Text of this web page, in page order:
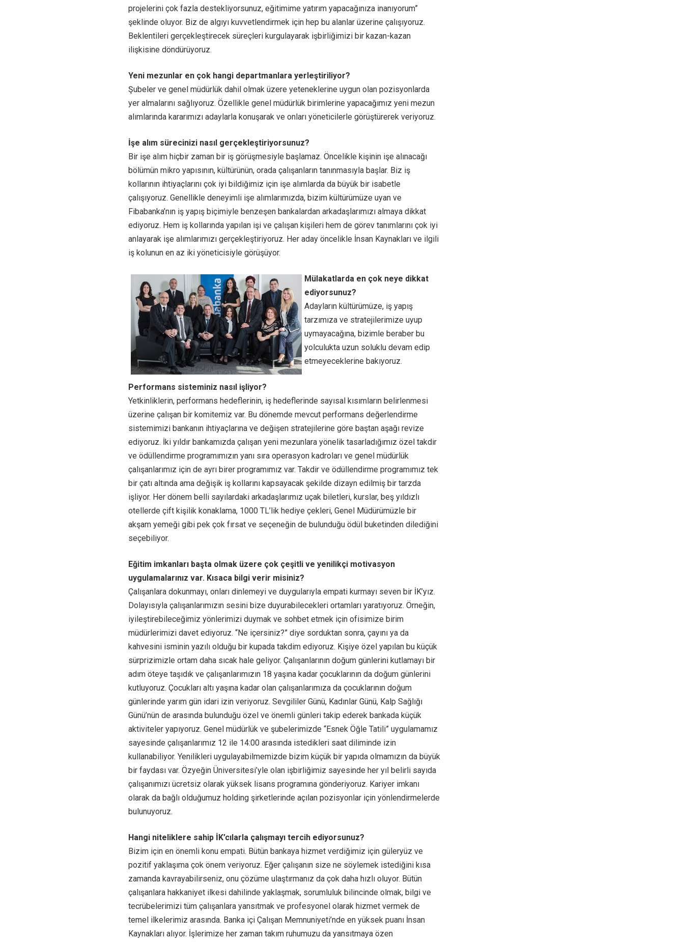
projelerini çok fazla destekliyorsunuz, eğitimime yatırım yapacağınıza inanıyorum”
şeklinde oluyor. Biz de algıyı kuvvetlendirmek için hep bu alanlar üzerine çalışıyoruz.
Beklentileri gerçekleştirecek süreçleri kurgulayarak işbirliğimizi bir kazan-kazan
ilişkisine döndürüyoruz.
Yeni mezunlar en çok hangi departmanlara yerleştiriliyor?
Şubeler ve genel müdürlük dahil olmak üzere yeteneklerine uygun olan pozisyonlarda
yer almalarını sağlıyoruz. Özellikle genel müdürlük birimlerine yapacağımız yeni mezun
alımlarında kararımızı adaylarla konuşarak ve onları yöneticilerle görüştürerek veriyoruz.
İşe alım sürecinizi nasıl gerçekleştiriyorsunuz?
Bir işe alım hiçbir zaman bir iş görüşmesiyle başlamaz. Öncelikle kişinin işe alınacağı
bölümün mikro yapısının, kültürünün, orada çalışanların tanınmasıyla başlar. Biz iş
kollarının ihtiyaçlarını çok iyi bildiğimiz için işe alımlarda da büyük bir isabetle
çalışıyoruz. Genellikle deneyimli işe alımlarımızda, bizim kültürümüze uyan ve
Fibabanka’nın iş yapış biçimiyle benzeşen bankalardan arkadaşlarımızı almaya dikkat
ediyoruz. Hem iş kollarında yapılan işi ve çalışan kişileri hem de görev tanımlarını çok iyi
anlayarak işe alımlarımızı gerçekleştiriyoruz. Her aday öncelikle İnsan Kaynakları ve ilgili
iş kolunun en az iki yöneticisiyle görüşüyor.
Mülakatlarda en çok neye dikkat
ediyorsunuz?
Adayların kültürümüze, iş yapış
tarzımıza ve stratejilerimize uyup
uymayacağına, bizimle beraber bu
yolculukta uzun soluklu devam edip
etmeyeceklerine bakıyoruz.
Performans sisteminiz nasıl işliyor?
Yetkinliklerin, performans hedeflerinin, iş hedeflerinde sayısal kısımların belirlenmesi
üzerine çalışan bir komitemiz var. Bu dönemde mevcut performans değerlendirme
sistemimizi bankanın ihtiyaçlarına ve değişen stratejilerine göre baştan aşağı revize
ediyoruz. İki yıldır bankamızda çalışan yeni mezunlara yönelik tasarladığımız özel takdir
ve ödüllendirme programımızın yanı sıra operasyon kadroları ve genel müdürlük
çalışanlarımız için de ayrı birer programımız var. Takdir ve ödüllendirme programımız tek
bir çatı altında ama değişik iş kollarını kapsayacak şekilde dizayn edilmiş bir tarzda
işliyor. Her dönem belli sayılardaki arkadaşlarımız uçak biletleri, kurslar, beş yıldızlı
otellerde çift kişilik konaklama, 1000 TL’lik hediye çekleri, Genel Müdürümüzle bir
akşam yemeği gibi pek çok fırsat ve seçeneğin de bulunduğu ödül buketinden dilediğini
seçebiliyor.
Eğitim imkanları başta olmak üzere çok çeşitli ve yenilikçi motivasyon
uygulamalarınız var. Kısaca bilgi verir misiniz?
Çalışanlara dokunmayı, onları dinlemeyi ve duygularıyla empati kurmayı seven bir İK’yız.
Dolayısıyla çalışanlarımızın sesini bize duyurabilecekleri ortamları yaratıyoruz. Örneğin,
iyileştirebileceğimiz yönlerimizi duymak ve sohbet etmek için ofisimize birim
müdürlerimizi davet ediyoruz. “Ne içersiniz?” diye sorduktan sonra, çayını ya da
kahvesini isminin yazılı olduğu bir kupada takdim ediyoruz. Kişiye özel yapılan bu küçük
sürprizimizle ortam daha sıcak hale geliyor. Çalışanlarının doğum günlerini kutlamayı bir
adım öteye taşıdık ve çalışanlarımızın 18 yaşına kadar çocuklarının da doğum günlerini
kutluyoruz. Çocukları altı yaşına kadar olan çalışanlarımıza da çocuklarının doğum
günlerinde yarım gün idari izin veriyoruz. Sevgililer Günü, Kadınlar Günü, Kalp Sağlığı
Günü’nün de arasında bulunduğu özel ve önemli günleri takip ederek bankada küçük
aktiviteler yapıyoruz. Genel müdürlük ve şubelerimizde “Esnek Öğle Tatili” uygulamamız
sayesinde çalışanlarımız 12 ile 14:00 arasında istedikleri saat diliminde izin
kullanabiliyor. Yenilikleri uygulayabilmemizde bizim küçük bir yapıda olmamızın da büyük
bir faydası var. Özyeğin Üniversitesi’yle olan işbirliğimiz sayesinde her yıl belirli sayıda
çalışanımızı ücretsiz olarak yüksek lisans programına gönderiyoruz. Kariyer imkanı
olarak da bağlı olduğumuz holding şirketlerinde açılan pozisyonlar için yönlendirmelerde
bulunuyoruz.
Hangi niteliklere sahip İK’cılarla çalışmayı tercih ediyorsunuz?
Bizim için en önemli konu empati. Bütün bankaya hizmet verdiğimiz için güleryüz ve
pozitif yaklaşıma çok önem veriyoruz. Eğer çalışanın size ne söylemek istediğini kısa
zamanda kavrayabilirseniz, onu çözüme ulaştırmanız da çok daha hızlı oluyor. Bütün
çalışanlara hakkaniyet ilkesi dahilinde yaklaşmak, sorumluluk bilincinde olmak, bilgi ve
tecrübelerimizi tüm çalışanlara yansıtmak ve profesyonel olarak hizmet vermek de
temel ilkelerimiz arasında. Banka içi Çalışan Memnuniyeti’nde en yüksek puanı İnsan
Kaynakları alıyor. İşlerimize her zaman takım ruhumuzu da yansıtmaya özen